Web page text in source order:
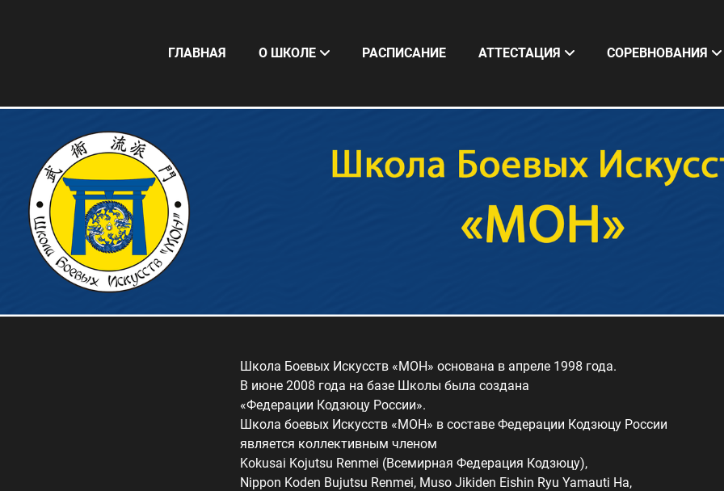
ГЛАВНАЯ О ШКОЛЕ РАСПИСАНИЕ АТТЕСТАЦИЯ СОРЕВНОВАНИЯ
Школа Боевых Искусств «МОН» основана в апреле 1998 года.
В июне 2008 года на базе Школы была создана
«Федерации Кодзюцу России».
Школа боевых Искусств «МОН» в составе Федерации Кодзюцу России
является коллективным членом
Kokusai Kojutsu Renmei (Всемирная Федерация Кодзюцу),
Nippon Koden Bujutsu Renmei, Muso Jikiden Eishin Ryu Yamauti Ha,